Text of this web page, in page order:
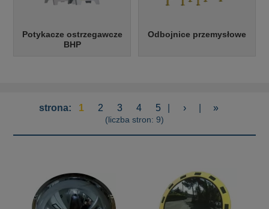
Potykacze ostrzegawcze
BHP
Odbojnice przemysłowe
strona: 1 2 3 4 5 › »
(liczba stron: 9)